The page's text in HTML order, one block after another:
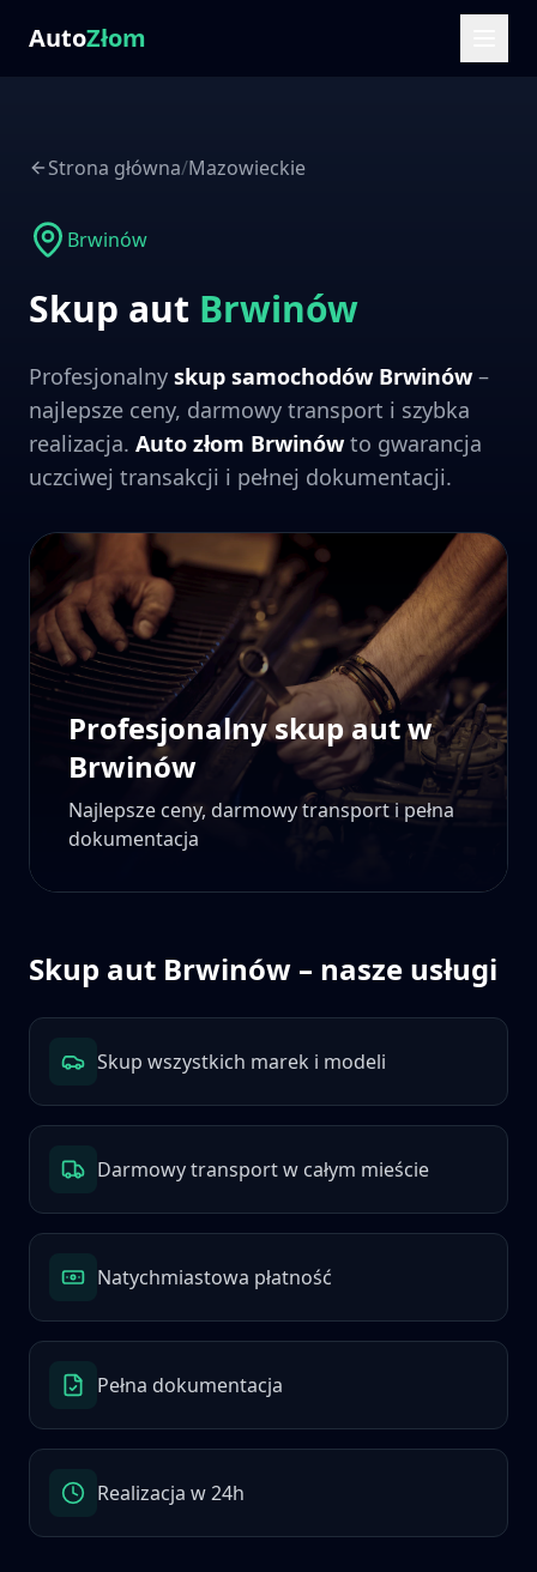
AutoZłom
Strona główna/Mazowieckie
Brwinów
Skup aut Brwinów
Profesjonalny skup samochodów Brwinów–
najlepsze ceny, darmowy transport i szybka
realizacja. Auto złom Brwinów to gwarancja
uczciwej transakcji i pełnej dokumentacji.
Profesjonalny skup aut w
Brwinów
Najlepsze ceny, darmowy transport i pełna
dokumentacja
Skup aut Brwinów – nasze usługi
Skup wszystkich marek i modeli
Darmowy transport w całym mieście
Natychmiastowa płatność
Pełna dokumentacja
Realizacja w 24h